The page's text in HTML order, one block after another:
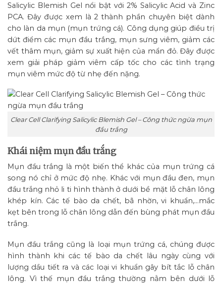
Salicylic Blemish Gel nổi bật với 2% Salicylic Acid và Zinc
PCA. Đây được xem là 2 thành phần chuyên biệt dành
cho làn da mụn (mụn trứng cá). Công dụng giúp điều trị
dứt điểm các mụn đầu trắng, mụn sưng viêm, giảm các
vết thâm mụn, giảm sự xuất hiện của mẩn đỏ. Đây được
xem giải pháp giảm viêm cấp tốc cho các tình trạng
mụn viêm mức độ từ nhẹ đến nặng.
Clear Cell Clarifying Salicylic Blemish Gel – Công thức ngừa mụn
đầu trắng
Khái niệm mụn đầu trắng
Mụn đầu trắng là một biến thể khác của mụn trứng cá
song nó chỉ ở mức độ nhẹ. Khác với mụn đầu đen, mụn
đầu trắng nhỏ li ti hình thành ở dưới bề mặt lỗ chân lông
khép kín. Các tế bào da chết, bã nhờn, vi khuẩn,…mắc
kẹt bên trong lỗ chân lông dẫn đến bùng phát mụn đầu
trắng.
Mụn đầu trắng cũng là loại mụn trứng cá, chúng được
hình thành khi các tế bào da chết lâu ngày cùng với
lượng dầu tiết ra và các loại vi khuẩn gây bít tắc lỗ chân
lông. Vì thế mụn đầu trắng thường nằm bên dưới lỗ